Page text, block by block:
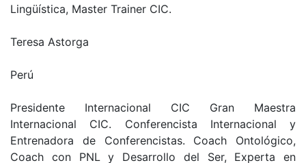
Lingüística, Master Trainer CIC.
Teresa Astorga
Perú
Presidente Internacional CIC Gran Maestra
Internacional CIC. Conferencista Internacional y
Entrenadora de Conferencistas. Coach Ontológico,
Coach con PNL y Desarrollo del Ser, Experta en